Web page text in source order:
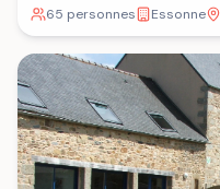
65 personnes
Essonne